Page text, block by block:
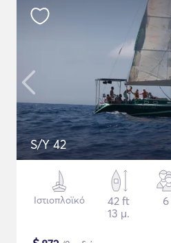
S/Y 42
Ιστιοπλοϊκό
42 ft
13 μ.
6